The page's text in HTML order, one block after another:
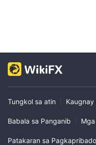
Tungkol sa atin
Babala sa Panganib
Patakaran sa Pagkapribado